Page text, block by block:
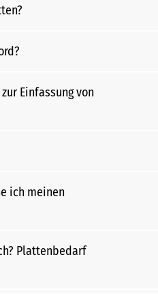
Einfassung von
ich meinen
Plattenbedarf